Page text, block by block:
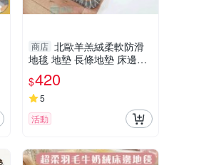
商店 北歐羊羔絨柔軟防滑
地毯 地墊 長條地墊 床邊地
毯 大尺寸
$420
5
活動